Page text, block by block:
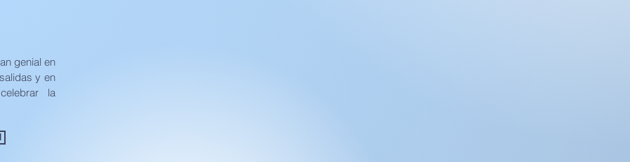
genial en
y en
la